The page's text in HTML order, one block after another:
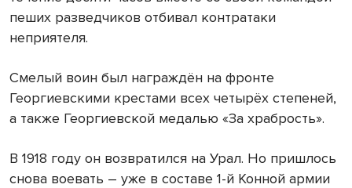
пеших разведчиков отбивал контратаки
неприятеля.
Смелый воин был награждён на фронте
Георгиевскими крестами всех четырёх степеней,
а также Георгиевской медалью «За храбрость».
В 1918 году он возвратился на Урал. Но пришлось
снова воевать – уже в составе 1-й Конной армии